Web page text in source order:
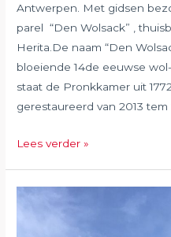
Antwerpen. Met gidsen
parel “Den Wolsack” ,
Herita.De naam “Den
bloeiende 14de eeuwse
staat de Pronkkamer uit
gerestaureerd van 2013 tem
Oktober
Lees verder »